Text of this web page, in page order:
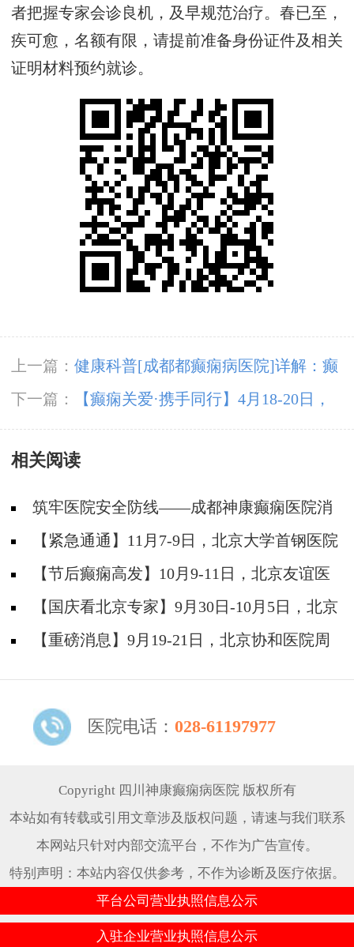
者把握专家会诊良机，及早规范治疗。春已至，
疾可愈，名额有限，请提前准备身份证件及相关
证明材料预约就诊。
上一篇： 健康科普[成都都癫痫病医院]详解：癫
痫治疗中的定期复查意义
下一篇：
【癫痫关爱·携手同行】4月18-20日，
北京知名专家联合多学科会诊，开启康复新篇章
相关阅读
筑牢医院安全防线——成都神康癫痫医院消
防安全培训纪实
【紧急通通】11月7-9日，北京大学首钢医院
神经内科胡颖教授亲临成都会诊，破解癫痫疑难
【节后癫痫高发】10月9-11日，北京友谊医
院陈葵博士免费会诊+治疗援助，破解癫痫难
题！
【国庆看北京专家】9月30日-10月5日，北京
天坛&首钢医院两大专家蓉城亲诊+癫痫大额救
【重磅消息】9月19-21日，北京协和医院周
线！
医院电话： 028-61197977
Copyright 四川神康癫痫病医院 版权所有
本站如有转载或引用文章涉及版权问题，请速与我们联系
本网站只针对内部交流平台，不作为广告宣传。
特别声明：本站内容仅供参考，不作为诊断及医疗依据。
平台公司营业执照信息公示
入驻企业营业执照信息公示